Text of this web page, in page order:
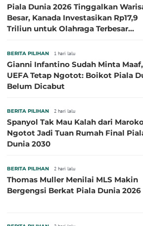
Piala Dunia 2026 Tinggalkan
Besar, Kanada Investasikan Rp17,9
Triliun untuk Olahraga Terbesar
BERITA PILIHAN 1 hari lalu
Gianni Infantino Sudah Minta Maaf,
UEFA Tetap Ngotot: Boikot Piala
Belum Dicabut
BERITA PILIHAN 2 hari lalu
Spanyol Tak Mau Kalah dari
Ngotot Jadi Tuan Rumah Final
Dunia 2030
BERITA PILIHAN 2 hari lalu
Thomas Muller Menilai MLS Makin
Bergengsi Berkat Piala Dunia 2026